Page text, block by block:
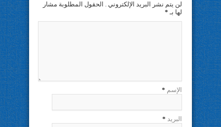
لن يتم نشر البريد الإلكتروني . الحقول المطلوبة مشار
لها بـ *
الإسم *
البريد *